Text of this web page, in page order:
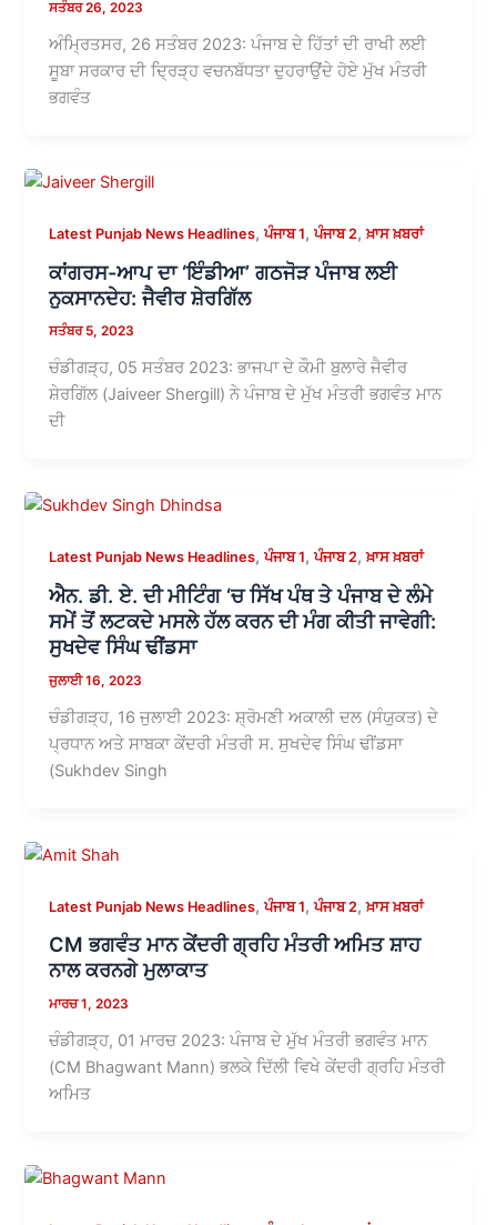
ਸਤੰਬਰ 26, 2023
ਅੰਮ੍ਰਿਤਸਰ, 26 ਸਤੰਬਰ 2023: ਪੰਜਾਬ ਦੇ ਹਿੱਤਾਂ ਦੀ ਰਾਖੀ ਲਈ
ਸੂਬਾ ਸਰਕਾਰ ਦੀ ਦ੍ਰਿੜ੍ਹ ਵਚਨਬੱਧਤਾ ਦੁਹਰਾਉਂਦੇ ਹੋਏ ਮੁੱਖ ਮੰਤਰੀ
ਭਗਵੰਤ
Latest Punjab News Headlines,ਪੰਜਾਬ 1,ਪੰਜਾਬ 2,ਖ਼ਾਸ ਖ਼ਬਰਾਂ
ਕਾਂਗਰਸ-ਆਪ ਦਾ ‘ਇੰਡੀਆ’ ਗਠਜੋੜ ਪੰਜਾਬ ਲਈ
ਨੁਕਸਾਨਦੇਹ: ਜੈਵੀਰ ਸ਼ੇਰਗਿੱਲ
ਸਤੰਬਰ 5, 2023
ਚੰਡੀਗੜ੍ਹ, 05 ਸਤੰਬਰ 2023: ਭਾਜਪਾ ਦੇ ਕੌਮੀ ਬੁਲਾਰੇ ਜੈਵੀਰ
ਸ਼ੇਰਗਿੱਲ (Jaiveer Shergill) ਨੇ ਪੰਜਾਬ ਦੇ ਮੁੱਖ ਮੰਤਰੀ ਭਗਵੰਤ ਮਾਨ
ਦੀ
Latest Punjab News Headlines,ਪੰਜਾਬ 1,ਪੰਜਾਬ 2,ਖ਼ਾਸ ਖ਼ਬਰਾਂ
ਐਨ. ਡੀ. ਏ. ਦੀ ਮੀਟਿੰਗ ‘ਚ ਸਿੱਖ ਪੰਥ ਤੇ ਪੰਜਾਬ ਦੇ ਲੰਮੇ
ਸਮੇਂ ਤੋਂ ਲਟਕਦੇ ਮਸਲੇ ਹੱਲ ਕਰਨ ਦੀ ਮੰਗ ਕੀਤੀ ਜਾਵੇਗੀ:
ਸੁਖਦੇਵ ਸਿੰਘ ਢੀਂਡਸਾ
ਜੁਲਾਈ 16, 2023
ਚੰਡੀਗੜ੍ਹ, 16 ਜੁਲਾਈ 2023: ਸ਼੍ਰੋਮਣੀ ਅਕਾਲੀ ਦਲ (ਸੰਯੁਕਤ) ਦੇ
ਪ੍ਰਧਾਨ ਅਤੇ ਸਾਬਕਾ ਕੇਂਦਰੀ ਮੰਤਰੀ ਸ. ਸੁਖਦੇਵ ਸਿੰਘ ਢੀਂਡਸਾ
(Sukhdev Singh
Latest Punjab News Headlines,ਪੰਜਾਬ 1,ਪੰਜਾਬ 2,ਖ਼ਾਸ ਖ਼ਬਰਾਂ
CM ਭਗਵੰਤ ਮਾਨ ਕੇਂਦਰੀ ਗ੍ਰਹਿ ਮੰਤਰੀ ਅਮਿਤ ਸ਼ਾਹ
ਨਾਲ ਕਰਨਗੇ ਮੁਲਾਕਾਤ
ਮਾਰਚ 1, 2023
ਚੰਡੀਗੜ੍ਹ, 01 ਮਾਰਚ 2023: ਪੰਜਾਬ ਦੇ ਮੁੱਖ ਮੰਤਰੀ ਭਗਵੰਤ ਮਾਨ
(CM Bhagwant Mann) ਭਲਕੇ ਦਿੱਲੀ ਵਿਖੇ ਕੇਂਦਰੀ ਗ੍ਰਹਿ ਮੰਤਰੀ
ਅਮਿਤ